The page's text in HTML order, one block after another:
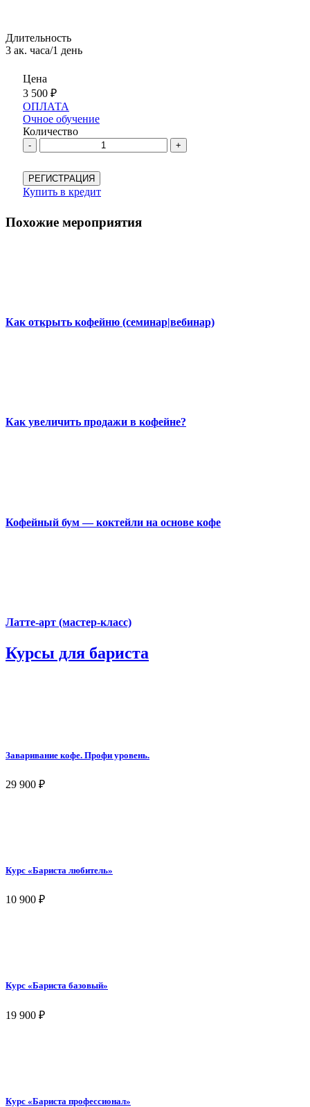
Длительность
3 ак. часа/1 день
Цена
3 500 ₽
ОПЛАТА
Очное обучение
Количество
- +
РЕГИСТРАЦИЯ
Купить в кредит
Похожие мероприятия
Как открыть кофейню (семинар|вебинар)
Как увеличить продажи в кофейне?
Кофейный бум — коктейли на основе кофе
Латте-арт (мастер-класс)
Курсы для бариста
Заваривание кофе. Профи уровень.
29 900 ₽
Курс «Бариста любитель»
10 900 ₽
Курс «Бариста базовый»
19 900 ₽
Курс «Бариста профессионал»